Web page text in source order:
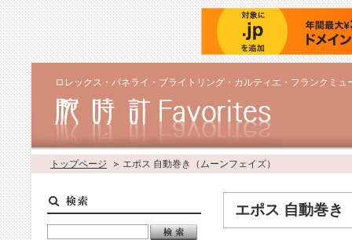
ロレックス・パネライ・ブライトリング・カルティエ・フランクミ
トップページ エポス 自動巻き（ムーンフェイズ）
エポス 自動巻き